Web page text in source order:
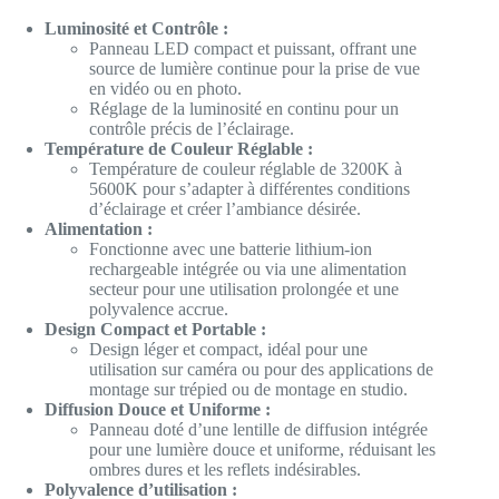
Luminosité et Contrôle :
Panneau LED compact et puissant, offrant une
source de lumière continue pour la prise de vue
en vidéo ou en photo.
Réglage de la luminosité en continu pour un
contrôle précis de l’éclairage.
Température de Couleur Réglable :
Température de couleur réglable de 3200K à
5600K pour s’adapter à différentes conditions
d’éclairage et créer l’ambiance désirée.
Alimentation :
Fonctionne avec une batterie lithium-ion
rechargeable intégrée ou via une alimentation
secteur pour une utilisation prolongée et une
polyvalence accrue.
Design Compact et Portable :
Design léger et compact, idéal pour une
utilisation sur caméra ou pour des applications de
montage sur trépied ou de montage en studio.
Diffusion Douce et Uniforme :
Panneau doté d’une lentille de diffusion intégrée
pour une lumière douce et uniforme, réduisant les
ombres dures et les reflets indésirables.
Polyvalence d’utilisation :